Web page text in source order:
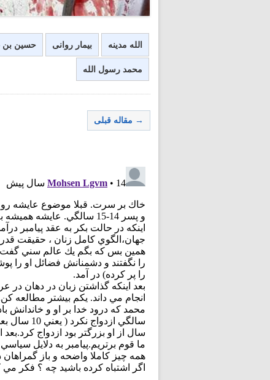
الله مدینه بیمار روانی حسین بن
محمد رسول الله
→ مقاله قبلی